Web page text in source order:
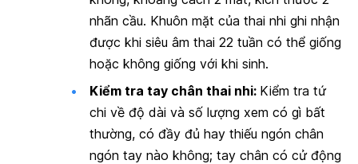
nhãn cầu. Khuôn mặt của thai nhi ghi nhận
được khi siêu âm thai 22 tuần có thể giống
hoặc không giống với khi sinh.
Kiểm tra tay chân thai nhi: Kiểm tra tứ
chi về độ dài và số lượng xem có gì bất
thường, có đầy đủ hay thiếu ngón chân
ngón tay nào không; tay chân có cử động